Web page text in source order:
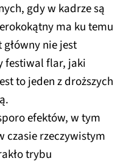
gdy w kadrze są
ma ku temu
nie jest
festiwal flar, jaki
to jeden z droższych
efektów, w tym
czasie rzeczywistym
trybu